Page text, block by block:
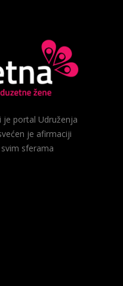
je portal Udruženja
je afirmaciji
sferama